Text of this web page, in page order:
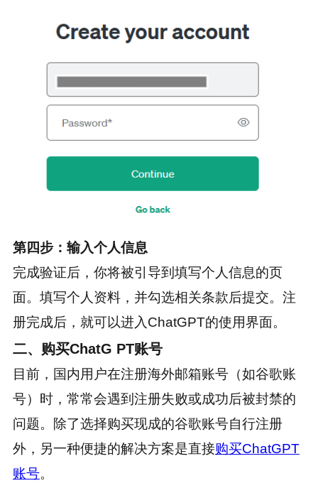
第四步：输入个人信息
完成验证后，你将被引导到填写个人信息的页
面。填写个人资料，并勾选相关条款后提交。注
册完成后，就可以进入ChatGPT的使用界面。
二、购买ChatG PT账号
目前，国内用户在注册海外邮箱账号（如谷歌账
号）时，常常会遇到注册失败或成功后被封禁的
问题。除了选择购买现成的谷歌账号自行注册
外，另一种便捷的解决方案是直接购买ChatGPT
账号。